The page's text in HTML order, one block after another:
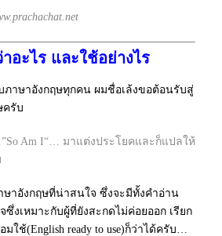
อะไร และใช้อย่างไร
าษาอังกฤษทุกคน ผมชื่อเล้งขอต้อนรับสู่
ครับ
So Am I“… มาแต่งประโยคและก็แปลให้
ษาอังกฤษที่น่าสนใจ ซึ่งจะมีทั้งคำอ่าน
ซึ่งเหมาะกับผู้ที่ยังสะกดไม่ค่อยออก เรียก
ใช้(English ready to use)ก็ว่าได้ครับ…